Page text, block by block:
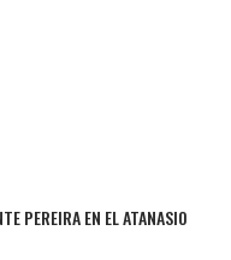
PEREIRA EN EL ATANASIO